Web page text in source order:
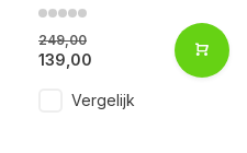
249,00
139,00
Vergelijk